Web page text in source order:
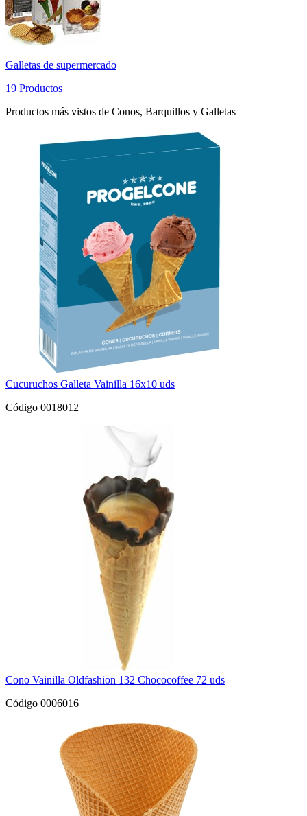
Galletas de supermercado
19 Productos
Productos más vistos de Conos, Barquillos y Galletas
Cucuruchos Galleta Vainilla 16x10 uds
Código 0018012
Cono Vainilla Oldfashion 132 Chococoffee 72 uds
Código 0006016